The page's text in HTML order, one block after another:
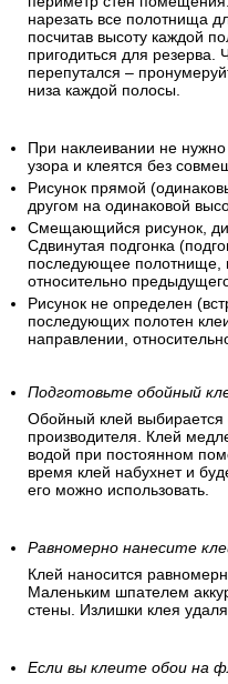
нарезать все полотнища
посчитав высоту каждой
пригодиться для резерва.
перепутался –
низа каждой полосы.
При наклеивании не
узора и клеятся без
Рисунок прямой
другом на одинаковой
Смещающийся рисунок,
Сдвинутая подгонка
последующее полотнище,
относительно
Рисунок не определен
последующих полотен
направлении,
Подготовьте обойный
Обойный клей
производителя. Клей
водой при постоянном
время клей набухнет и
его можно использовать.
Равномерно нанесите
Клей наносится
Маленьким шпателем
стены. Излишки клея
Если вы клеите обои на